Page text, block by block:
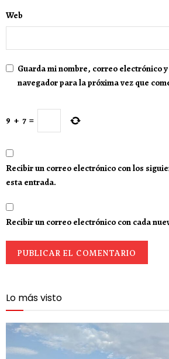
Web
Guarda mi nombre, correo electrónico
navegador para la próxima vez que
9 + 7 =
Recibir un correo electrónico con los
esta entrada.
Recibir un correo electrónico con cada
Lo más visto